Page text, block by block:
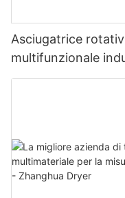
Asciugatrice
multifunzionale
asciugatura